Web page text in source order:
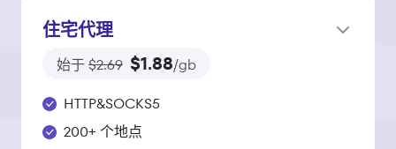
住宅代理
始于$2.69 $1.88/gb
HTTP&SOCKS5
200+ 个地点